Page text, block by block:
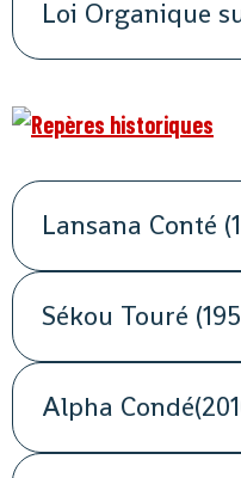
Loi Organique
Lansana Conté
Sékou Touré
Alpha